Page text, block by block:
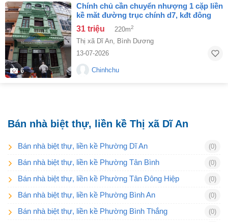
6
chính chủ cần chuyển nhượng 1 cặp liền
kề măt đường trục chính d7, kđt đông
bình dương, phường tân đông hiệp, tp.
hồ chí minh
31 triệu 220m2
Thị xã Dĩ An, Bình Dương
13-07-2026
Chinhchu
Bán nhà biệt thự, liền kề Thị xã Dĩ An
Bán nhà biệt thự, liền kề Phường Dĩ An (0)
Bán nhà biệt thự, liền kề Phường Tân Bình (0)
Bán nhà biệt thự, liền kề Phường Tân Đông Hiệp (0)
Bán nhà biệt thự, liền kề Phường Bình An (0)
Bán nhà biệt thự, liền kề Phường Bình Thắng (0)